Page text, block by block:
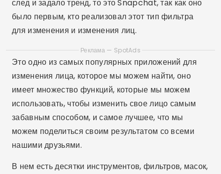
след и задало тренд, то это Snapchat, так как оно
было первым, кто реализовал этот тип фильтра
для изменения и изменения лиц.
Реклама — SpotAds
Это одно из самых популярных приложений для
изменения лица, которое мы можем найти, оно
имеет множество функций, которые мы можем
использовать, чтобы изменить свое лицо самым
забавным способом, и самое лучшее, что мы
можем поделиться своим результатом со всеми
нашими друзьями.
В нем есть десятки инструментов, фильтров, масок,